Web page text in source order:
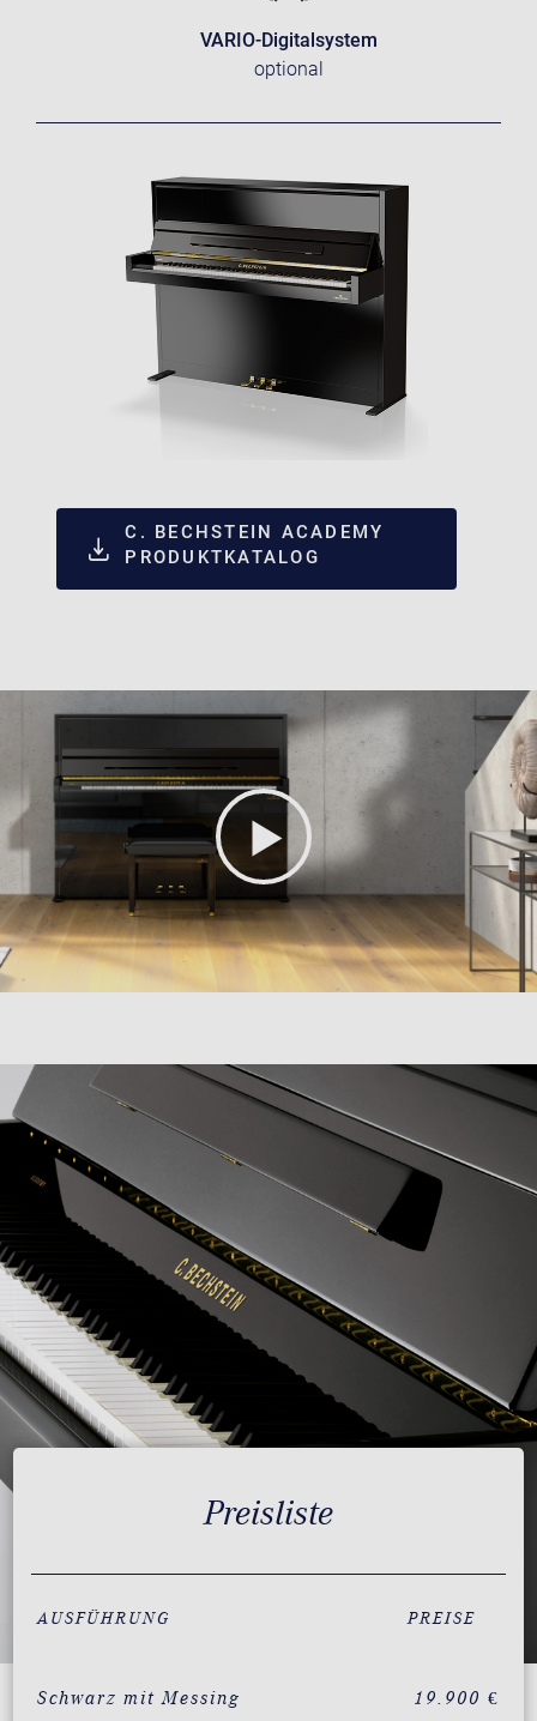
VARIO-Digitalsystem
optional
C. BECHSTEIN ACADEMY
PRODUKTKATALOG
Preisliste
AUSFÜHRUNG PREISE
Schwarz mit Messing 19.900 €